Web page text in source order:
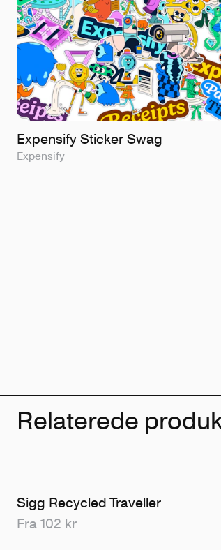
Expensify Sticker Swag
Expensify
Relaterede
Sigg Recycled Traveller
Fra 102 kr